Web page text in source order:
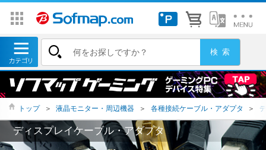
トップ ＞ 液晶モニター・周辺機器 ＞ 各種接続ケーブル・アダプタ ＞
ディスプレイケーブル・アダプタ